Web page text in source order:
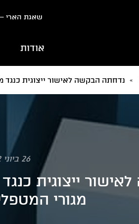
שאגת הארי –
אודות
» נדחתה הבקשה לאישור ייצוגית כנגד
26 ביוני 2022
ייצוגית
מגורי